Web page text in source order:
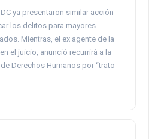
ya presentaron similar acción
los delitos para mayores
Mientras, el ex agente de la
el juicio, anunció recurrirá a la
Derechos Humanos por “trato